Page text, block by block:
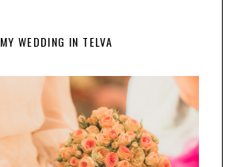
MY WEDDING IN TELVA